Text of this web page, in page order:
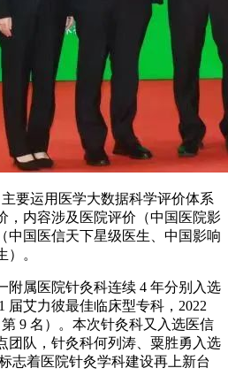
要运用医学大数据科学评价体系
，内容涉及医院评价（中国医院影
中国医信天下星级医生、中国影响
。
附属医院针灸科连续 4 年分别入选
届艾力彼最佳临床型专科，2022
9 名）。本次针灸科又入选医信
团队，针灸科何列涛、粟胜勇入选
志着医院针灸学科建设再上新台